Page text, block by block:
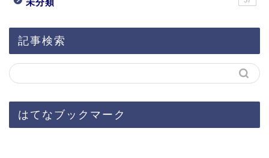
未分類
記事検索
はてなブックマーク